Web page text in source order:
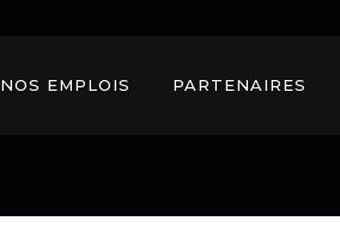
NOS EMPLOIS PARTENAIRES